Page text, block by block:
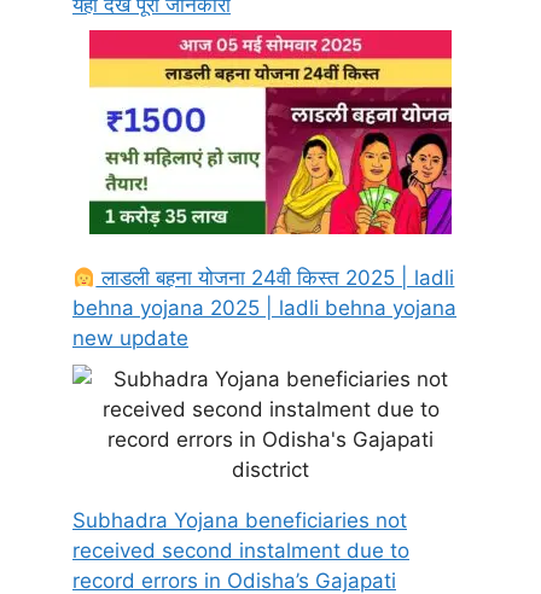
लाडली बहना योजना 24वी किस्त 2025 | ladli
behna yojana 2025 | ladli behna yojana
new update
Subhadra Yojana beneficiaries not
received second instalment due to
record errors in Odisha’s Gajapati